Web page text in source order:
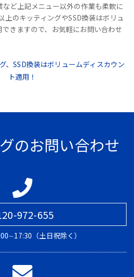
ど上記メニュー以外の作業も柔軟に
上のキッティングやSSD換装はボリュ
きますので、お気軽にお問い合わせ
のお問い合わせ
972-655
（土日祝除く）